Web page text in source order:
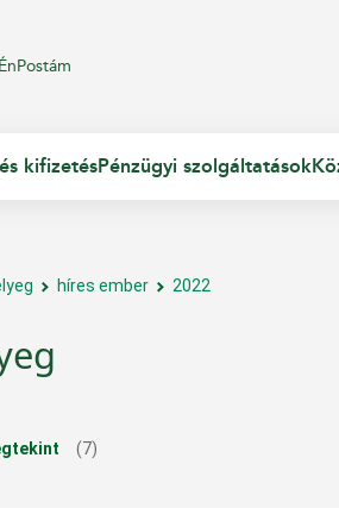
ÉnPostám
kifizetésPénzügyi szolgáltatások
híres ember 2022
(7)